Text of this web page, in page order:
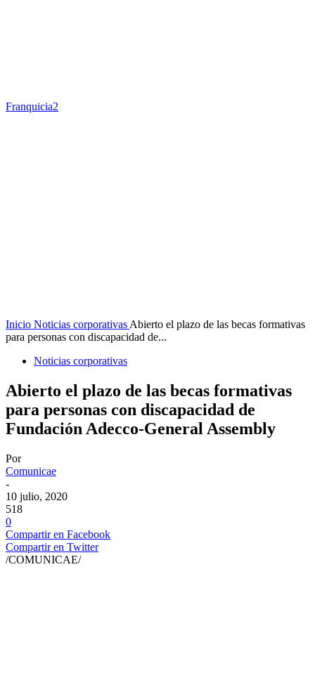
Franquicia2
Inicio Noticias corporativas Abierto el plazo de las becas formativas
para personas con discapacidad de...
Noticias corporativas
Abierto el plazo de las becas formativas
para personas con discapacidad de
Fundación Adecco-General Assembly
Por
Comunicae
-
10 julio, 2020
518
0
Compartir en Facebook
Compartir en Twitter
/COMUNICAE/